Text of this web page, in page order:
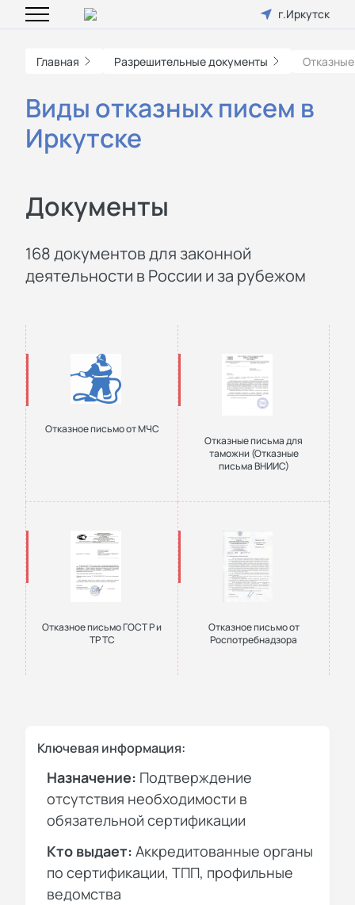
г.Иркутск
Главная Разрешительные документы
Виды отказных писем в
Иркутске
Документы
168 документов для законной
деятельности в России и за рубежом
Отказное письмо от МЧС
Отказные письма для
таможни (Отказные
письма ВНИИС)
Отказное письмо ГОСТ Р и
ТР ТС
Отказное письмо от
Роспотребнадзора
Ключевая информация:
Назначение: Подтверждение
отсутствия необходимости в
обязательной сертификации
Кто выдает: Аккредитованные органы
по сертификации, ТПП, профильные
ведомства